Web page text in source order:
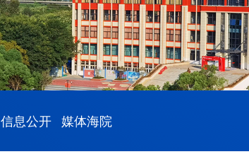
信息公开 媒体海院